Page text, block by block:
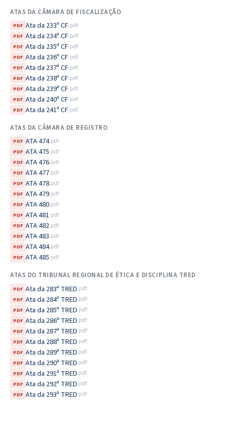
ATAS DA CÂMARA DE FISCALIZAÇÃO
PDF Ata da 233ª CF.pdf
PDF Ata da 234ª CF.pdf
PDF Ata da 235ª CF.pdf
PDF Ata da 236ª CF.pdf
PDF Ata da 237ª CF.pdf
PDF Ata da 238ª CF.pdf
PDF Ata da 239ª CF.pdf
PDF Ata da 240ª CF.pdf
PDF Ata da 241ª CF.pdf
ATAS DA CÂMARA DE REGISTRO
PDF ATA 474.pdf
PDF ATA 475.pdf
PDF ATA 476.pdf
PDF ATA 477.pdf
PDF ATA 478.pdf
PDF ATA 479.pdf
PDF ATA 480.pdf
PDF ATA 481.pdf
PDF ATA 482.pdf
PDF ATA 483.pdf
PDF ATA 484.pdf
PDF ATA 485.pdf
ATAS DO TRIBUNAL REGIONAL DE ÉTICA E DISCIPLINA TRED
PDF Ata da 283ª TRED.pdf
PDF Ata da 284ª TRED.pdf
PDF Ata da 285ª TRED.pdf
PDF Ata da 286ª TRED.pdf
PDF Ata da 287ª TRED.pdf
PDF Ata da 288ª TRED.pdf
PDF Ata da 289ª TRED.pdf
PDF Ata da 290ª TRED.pdf
PDF Ata da 291ª TRED.pdf
PDF Ata da 292ª TRED.pdf
PDF Ata da 293ª TRED.pdf